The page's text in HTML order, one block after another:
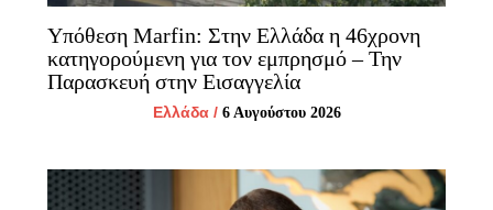
Υπόθεση Marfin: Στην Ελλάδα η 46χρονη
κατηγορούμενη για τον εμπρησμό – Την
Παρασκευή στην Εισαγγελία
Ελλάδα/ 6 Αυγούστου 2026